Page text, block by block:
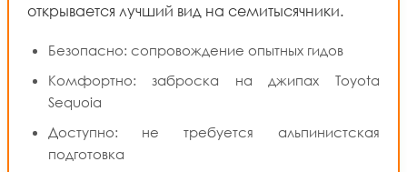
открывается лучший вид на семитысячники.
Безопасно: сопровождение опытных гидов
Комфортно: заброска на джипах Toyota
Sequoia
Доступно: не требуется альпинистская
подготовка